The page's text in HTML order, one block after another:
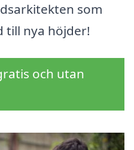
som
till nya höjder!
och utan